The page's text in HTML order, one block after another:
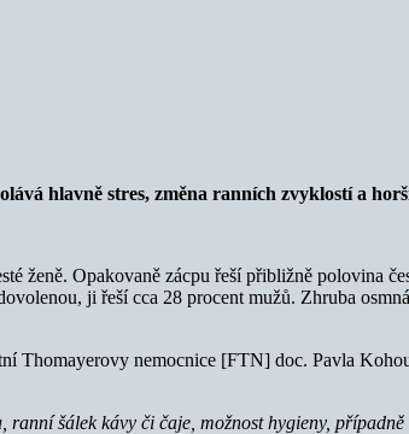
hlavně stres, změna ranních zvyklostí a
ženě. Opakovaně zácpu řeší přibližně polovina
ji řeší cca 28 procent mužů. Zhruba
Thomayerovy nemocnice [FTN] doc. Pavla
šálek kávy či čaje, možnost hygieny,